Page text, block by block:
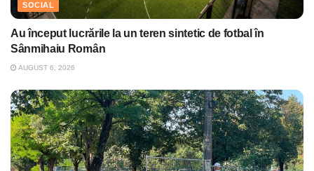
SOCIAL
Au început lucrările la un teren sintetic de fotbal în
Sânmihaiu Român
AUGUST 6, 2026